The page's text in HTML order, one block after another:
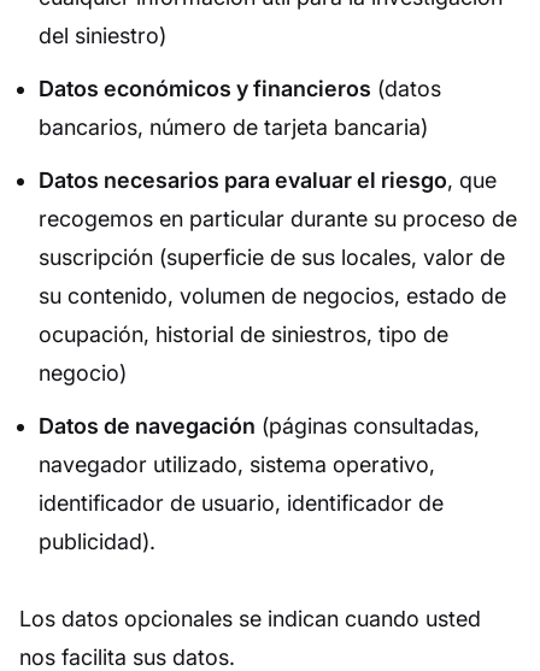
del siniestro)
Datos económicos y financieros (datos
bancarios, número de tarjeta bancaria)
Datos necesarios para evaluar el riesgo, que
recogemos en particular durante su proceso de
suscripción (superficie de sus locales, valor de
su contenido, volumen de negocios, estado de
ocupación, historial de siniestros, tipo de
negocio)
Datos de navegación (páginas consultadas,
navegador utilizado, sistema operativo,
identificador de usuario, identificador de
publicidad).
Los datos opcionales se indican cuando usted
nos facilita sus datos.